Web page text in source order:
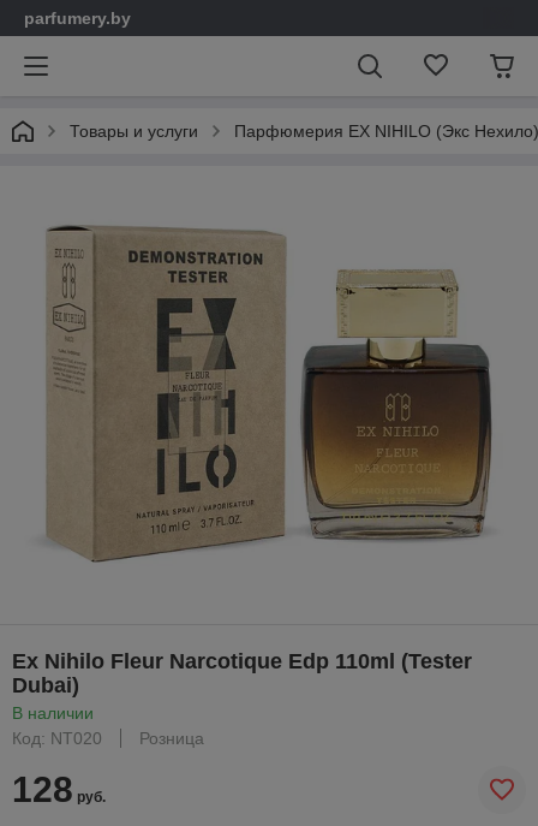
parfumery.by
Товары и услуги Парфюмерия EX NIHILO (Экс Нехило)
Ex Nihilo Fleur Narcotique Edp 110ml (Tester
Dubai)
В наличии
Код: NT020
Розница
128 руб.